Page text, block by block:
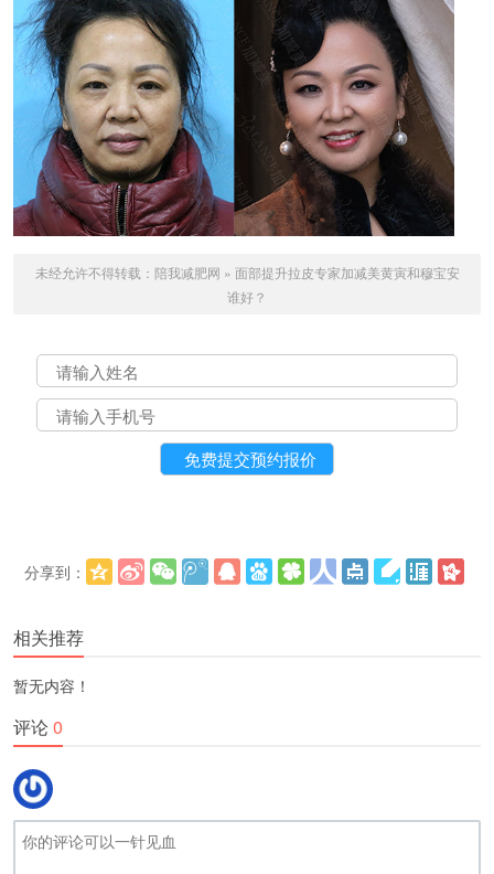
未经允许不得转载： 陪我减肥网 » 面部提升拉皮专家加减美黄寅和穆宝安
谁好？
分享到：
相关推荐
暂无内容！
评论0